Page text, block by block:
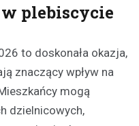
w plebiscycie
to doskonała okazja,
znaczący wpływ na
mogą
dzielnicowych,